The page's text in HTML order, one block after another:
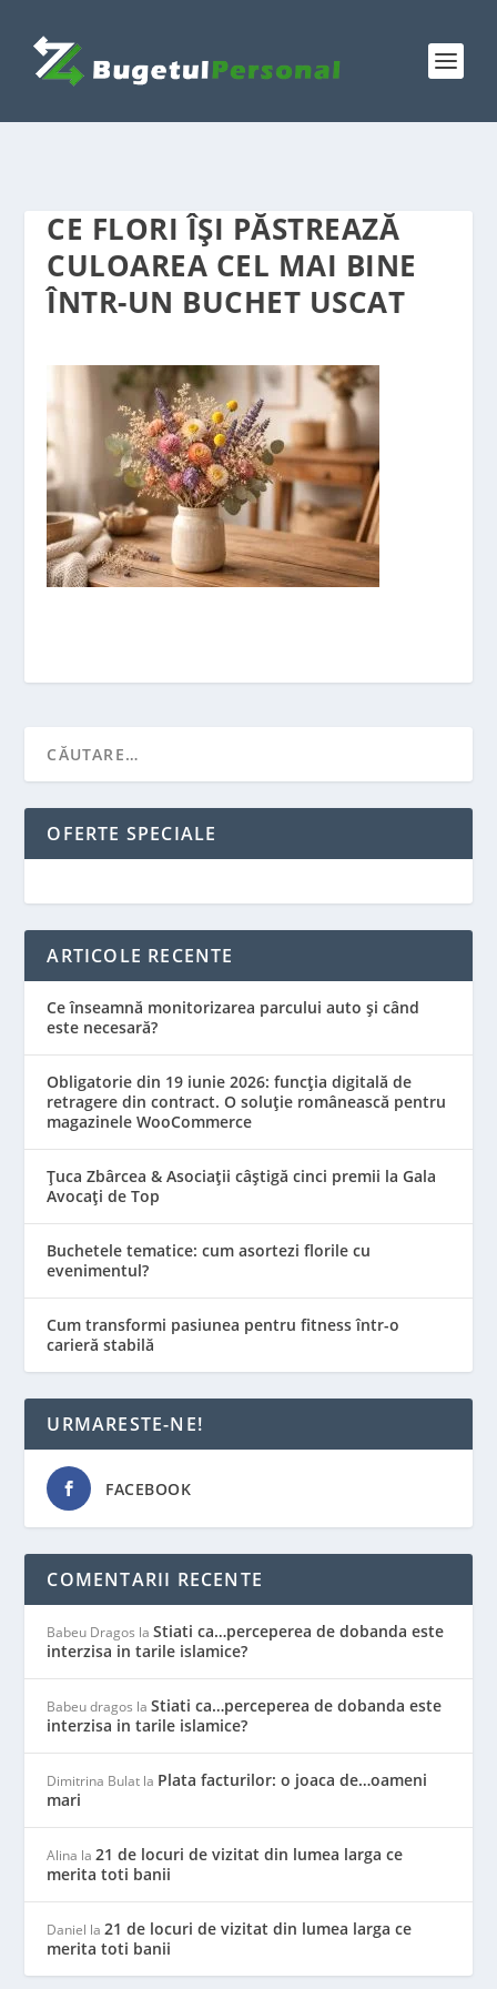
CE FLORI ÎȘI PĂSTREAZĂ
CULOAREA CEL MAI BINE
ÎNTR-UN BUCHET USCAT
OFERTE SPECIALE
ARTICOLE RECENTE
Ce înseamnă monitorizarea parcului auto și când
este necesară?
Obligatorie din 19 iunie 2026: funcția digitală de
retragere din contract. O soluție românească pentru
magazinele WooCommerce
Țuca Zbârcea & Asociații câștigă cinci premii la Gala
Avocați de Top
Buchetele tematice: cum asortezi florile cu
evenimentul?
Cum transformi pasiunea pentru fitness într-o
carieră stabilă
URMARESTE-NE!
FACEBOOK
COMENTARII RECENTE
Babeu Dragos laStiati ca…perceperea de dobanda este
interzisa in tarile islamice?
Babeu dragos laStiati ca…perceperea de dobanda este
interzisa in tarile islamice?
Dimitrina Bulat la Plata facturilor: o joaca de…oameni
mari
Alina la21 de locuri de vizitat din lumea larga ce
merita toti banii
Daniel la21 de locuri de vizitat din lumea larga ce
merita toti banii